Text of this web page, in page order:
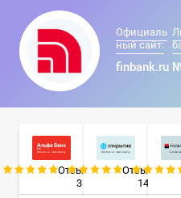
Официаль
ный сайт:
finbank.ru
Отзывы:
3
Отзывы:
14